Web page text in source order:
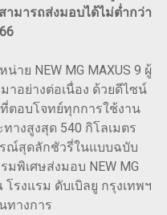
ามารถส่งมอบได้ไม่ต่ำกว่า
าย NEW MG MAXUS 9 ผู้
าอย่างต่อเนื่อง ด้วยดีไซน์
ตอบโจทย์ทุกการใช้งาน
างสูงสุด 540 กิโลเมตร
รณ์สุดลักชัวรี่ในแบบฉบับ
มพิเศษส่งมอบ NEW MG
รงแรม ดับเบิลยู กรุงเทพฯ
ทางการ